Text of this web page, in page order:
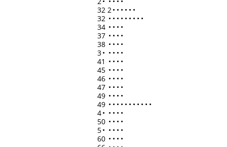
32 2• • • • • •
32 • • • • • • • • •
34 • • • •
37 • • • •
38 • • • •
3• • • • •
41 • • • •
45 • • • •
46 • • • •
47 • • • •
49 • • • •
49 • • • • • • • • • • •
4• • • • •
50 • • • •
5• • • • •
60 • • • •